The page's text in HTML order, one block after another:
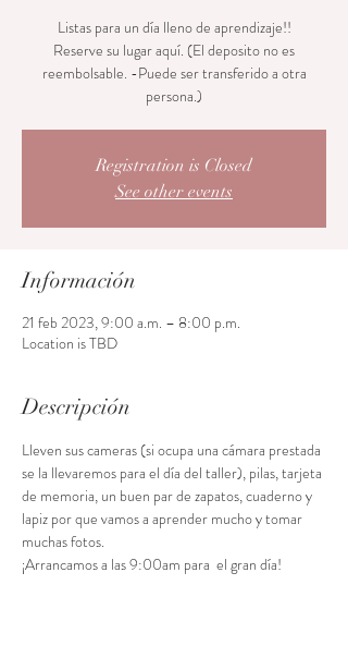
Listas para un día lleno de aprendizaje!!
Reserve su lugar aquí. (El deposito no es
reembolsable. -Puede ser transferido a otra
persona.)
Registration is Closed
See other events
Información
21 feb 2023, 9:00 a.m. – 8:00 p.m.
Location is TBD
Descripción
Lleven sus cameras (si ocupa una cámara prestada
se la llevaremos para el día del taller), pilas, tarjeta
de memoria, un buen par de zapatos, cuaderno y
lapiz por que vamos a aprender mucho y tomar
muchas fotos.
¡Arrancamos a las 9:00am para  el gran día!